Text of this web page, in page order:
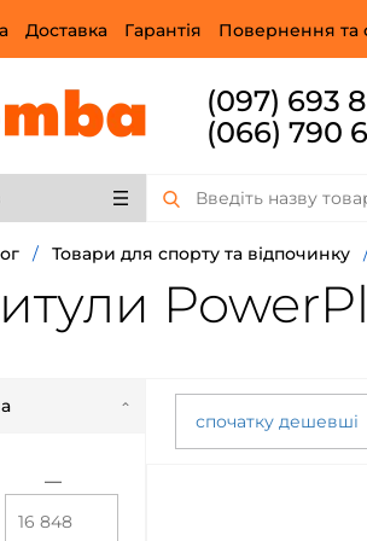
Доставка Гарантія Повернення та
(097) 693
(066) 790
/ Товари для спорту та відпочинку
спочатку дешевші
—